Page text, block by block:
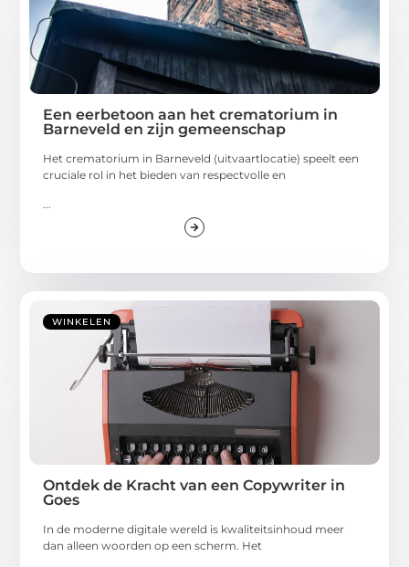
Een eerbetoon aan het crematorium in
Barneveld en zijn gemeenschap
Het crematorium in Barneveld (uitvaartlocatie) speelt een
cruciale rol in het bieden van respectvolle en
...
WINKELEN
Ontdek de Kracht van een Copywriter in
Goes
In de moderne digitale wereld is kwaliteitsinhoud meer
dan alleen woorden op een scherm. Het